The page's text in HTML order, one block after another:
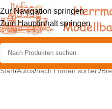
Zur Navigation springen
Zum Hauptinhalt springen
Start/Autos/nach Firmen sortiert/